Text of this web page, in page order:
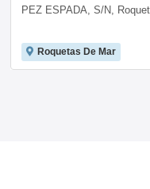
PEZ ESPADA, S/N,
Roquetas De Mar